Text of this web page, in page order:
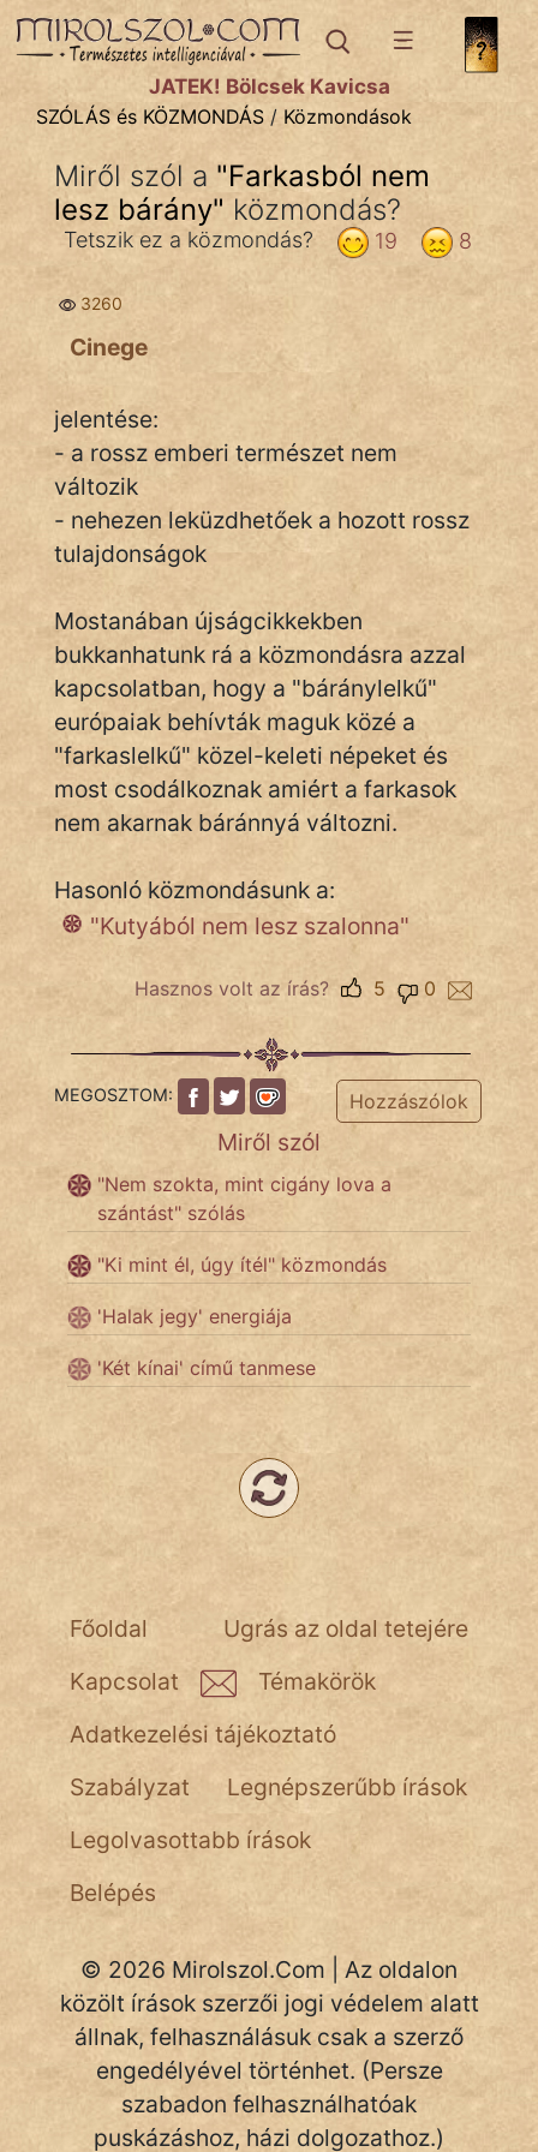
SZÓLÁS ÉS KÖZMONDÁStémák:
Bibliai
Közmondások
Szállóigék
Szóláscsoportok
Szólások
Tréfás
IRODALOM
SZÓLÁS
KÖZMONDÁS
PSZICHO
FILM
TÖRTÉNELEM
Népszerű szerzőink:
fantom
Hunor
Jób Gedeon
vörös ördög
NapHold
Név nélkül
pszichopati
szegény legény
Hoffer Botond
szemfüles
JÁTÉK! Bölcsek Kavicsa
SZÓLÁS és KÖZMONDÁS / Közmondások
Miről szól a "Farkasból nem
lesz bárány" közmondás?
8
19
Tetszik ez a közmondás?
3260
Cinege
jelentése:
- a rossz emberi természet nem
változik
- nehezen leküzdhetőek a hozott rossz
tulajdonságok
Mostanában újságcikkekben
bukkanhatunk rá a közmondásra azzal
kapcsolatban, hogy a "báránylelkű"
európaiak behívták maguk közé a
"farkaslelkű" közel-keleti népeket és
most csodálkoznak amiért a farkasok
nem akarnak báránnyá változni.
Hasonló közmondásunk a:
"Kutyából nem lesz szalonna"
Hasznos volt az írás? 0
5
MEGOSZTOM: Hozzászólok
Miről szól
"Nem szokta, mint cigány lova a
szántást" szólás
"Ki mint él, úgy ítél" közmondás
'Halak jegy' energiája
'Két kínai' című tanmese
Ugrás az oldal tetejére
Főoldal
Kapcsolat
Témakörök
Adatkezelési tájékoztató
Szabályzat
Legnépszerűbb írások
Legolvasottabb írások
Belépés
© 2026 Mirolszol.Com | Az oldalon
közölt írások szerzői jogi védelem alatt
állnak, felhasználásuk csak a szerző
engedélyével történhet. (Persze
szabadon felhasználhatóak
puskázáshoz, házi dolgozathoz.)